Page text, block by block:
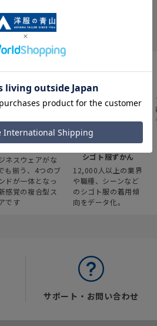
スーツスクエア
ネスウェアがな
も揃う、4つのブ
ドが一体となっ
感覚の複合型ス
です
みんなの
シゴト服ずかん
12,000人以上の業界
や職種、シーンなど
のシゴト服の着用傾
向をデータ化。
サポート・お問い合わせ